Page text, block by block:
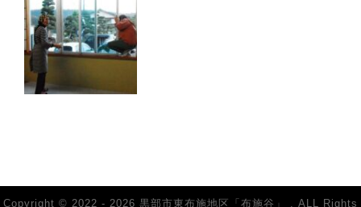
Copyright © 2022 - 2026 黒部市東布施地区「布施谷」 . ALL Rights